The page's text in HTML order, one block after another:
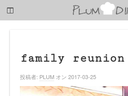
子
family
投稿者: PLUM オン 2017-03-25